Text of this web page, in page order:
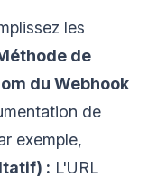
les
de
du Webhook
de
exemple,
: L'URL